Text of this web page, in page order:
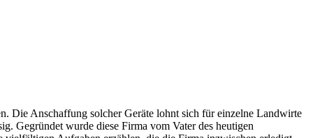
Die Anschaffung solcher Geräte lohnt sich für einzelne Landwirte
Gegründet wurde diese Firma vom Vater des heutigen